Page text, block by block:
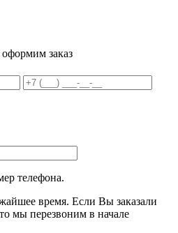
заказ
телефона.
время. Если Вы заказали
мы перезвоним в начале